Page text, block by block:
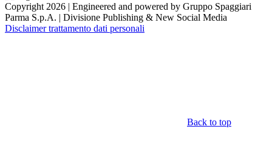
Copyright 2026 | Engineered and powered by Gruppo Spaggiari
Parma S.p.A. | Divisione Publishing & New Social Media
Disclaimer trattamento dati personali
Back to top